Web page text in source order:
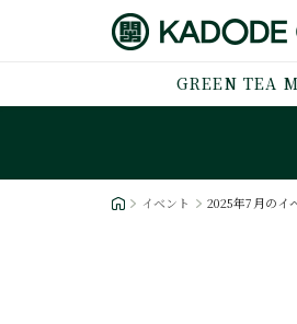
GREEN TEA
イベント 2025年7月のイ